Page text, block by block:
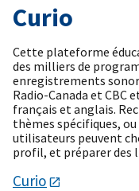
Curio
Curio
Cette plateforme
des milliers de
enregistrements
Radio-Canada et CBC
français et anglais.
thèmes spécifiques,
utilisateurs peuvent
profil, et préparer des